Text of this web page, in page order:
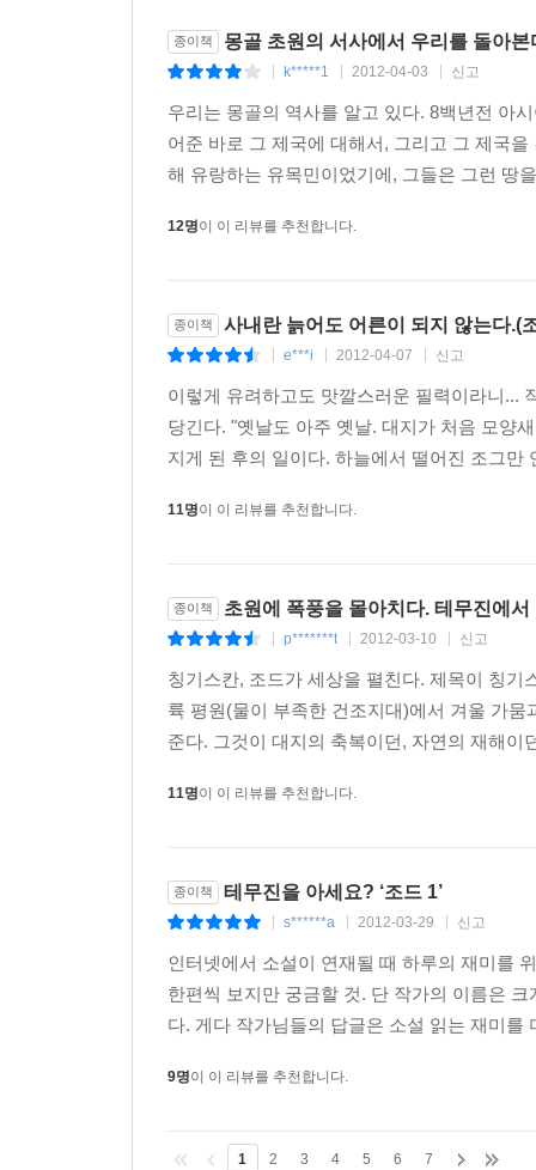
종이책 몽골 초원의 서사에서 우리를 돌아본
k*****1 2012-04-03 신고
우리는 몽골의 역사를 알고 있다. 8백년전 아
어준 바로 그 제국에 대해서, 그리고 그 제국
해 유랑하는 유목민이었기에, 그들은 그런 땅
12명이 이 리뷰를 추천합니다.
종이책 사내란 늙어도 어른이 되지 않는다.(
e***i 2012-04-07 신고
이렇게 유려하고도 맛깔스러운 필력이라니...
당긴다. "옛날도 아주 옛날. 대지가 처음 모양
지게 된 후의 일이다. 하늘에서 떨어진 조그
11명이 이 리뷰를 추천합니다.
종이책 초원에 폭풍을 몰아치다. 테무진에
p*******t 2012-03-10 신고
칭기스칸, 조드가 세상을 펼친다. 제목이 칭
륙 평원(물이 부족한 건조지대)에서 겨울 가
준다. 그것이 대지의 축복이던, 자연의 재해
11명이 이 리뷰를 추천합니다.
종이책 테무진을 아세요? ‘조드 1’
s******a 2012-03-29 신고
인터넷에서 소설이 연재될 때 하루의 재미를
한편씩 보지만 궁금할 것. 단 작가의 이름은
다. 게다 작가님들의 답글은 소설 읽는 재미
9명이 이 리뷰를 추천합니다.
1 2 3 4 5 6 7